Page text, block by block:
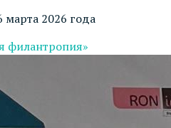
2026 года
филантропия»